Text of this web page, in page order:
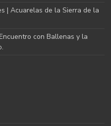
| Acuarelas de la Sierra de la
con Ballenas y la